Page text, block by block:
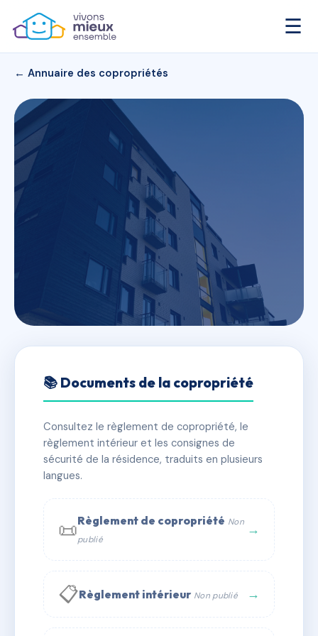
☰
← Annuaire des copropriétés
VILLA SAINT MARTIN
✓ Immatriculée 🏠 53 lots 🏗 1 bâtiment(s)
📞 Contacter Syndic Digital
📚 Documents de la copropriété
Consultez le règlement de copropriété, le
règlement intérieur et les consignes de
sécurité de la résidence, traduits en plusieurs
langues.
📜Règlement de copropriété Non
publié
→
📋Règlement intérieur Non publié →